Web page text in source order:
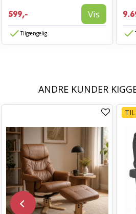
599,- Vis
Tilgængelig
ANDRE KUNDER